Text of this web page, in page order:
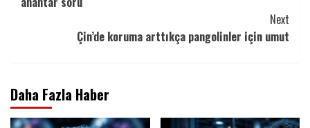
Next
Çin’de koruma arttıkça pangolinler için umut
Daha Fazla Haber